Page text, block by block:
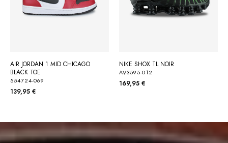
AIR JORDAN 1 MID CHICAGO
BLACK TOE
554724-069
139,95 €
NIKE SHOX TL NOIR
AV3595-012
169,95 €